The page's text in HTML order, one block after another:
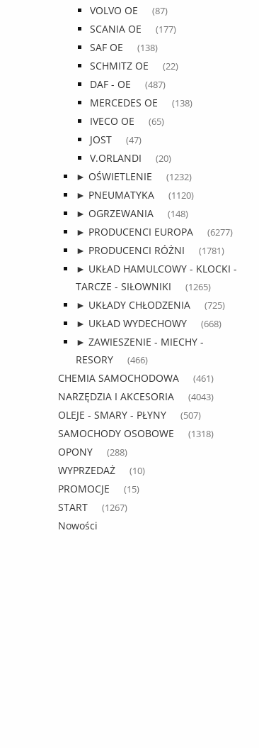
VOLVO OE (87)
SCANIA OE (177)
SAF OE (138)
SCHMITZ OE (22)
DAF - OE (487)
MERCEDES OE (138)
IVECO OE (65)
JOST (47)
V.ORLANDI (20)
► OŚWIETLENIE (1232)
► PNEUMATYKA (1120)
► OGRZEWANIA (148)
► PRODUCENCI EUROPA (6277)
► PRODUCENCI RÓŻNI (1781)
► UKŁAD HAMULCOWY - KLOCKI -
TARCZE - SIŁOWNIKI
(1265)
► UKŁADY CHŁODZENIA (725)
► UKŁAD WYDECHOWY (668)
► ZAWIESZENIE - MIECHY -
RESORY
(466)
CHEMIA SAMOCHODOWA (461)
NARZĘDZIA I AKCESORIA (4043)
OLEJE - SMARY - PŁYNY (507)
SAMOCHODY OSOBOWE (1318)
OPONY (288)
WYPRZEDAŻ (10)
PROMOCJE (15)
START (1267)
Nowości
DOZOWNIK kwazar / 6 litrów Xi6
VITON BOX / do chemii
agresywnej / lanca z włókna
szklanego / lanca 50cm / pH 6-8 /
166,22 zł
Cena regularna:
do koszyka